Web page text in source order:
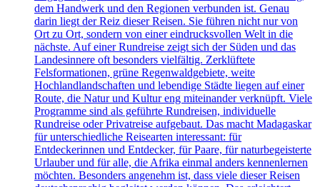
dem Handwerk und den Regionen verbunden ist. Genau
darin liegt der Reiz dieser Reisen. Sie führen nicht nur von
Ort zu Ort, sondern von einer eindrucksvollen Welt in die
nächste. Auf einer Rundreise zeigt sich der Süden und das
Landesinnere oft besonders vielfältig. Zerklüftete
Felsformationen, grüne Regenwaldgebiete, weite
Hochlandlandschaften und lebendige Städte liegen auf einer
Route, die Natur und Kultur eng miteinander verknüpft. Viele
Programme sind als geführte Rundreisen, individuelle
Rundreise oder Privatreise aufgebaut. Das macht Madagaskar
für unterschiedliche Reisearten interessant: für
Entdeckerinnen und Entdecker, für Paare, für naturbegeisterte
Urlauber und für alle, die Afrika einmal anders kennenlernen
möchten. Besonders angenehm ist, dass viele dieser Reisen